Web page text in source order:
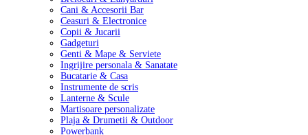
Cani & Accesorii Bar
Ceasuri & Electronice
Copii & Jucarii
Gadgeturi
Genti & Mape & Serviete
Ingrijire personala & Sanatate
Bucatarie & Casa
Instrumente de scris
Lanterne & Scule
Martisoare personalizate
Plaja & Drumetii & Outdoor
Powerbank